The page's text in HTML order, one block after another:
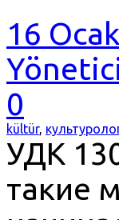
16
0
kültür,
УДК
такие